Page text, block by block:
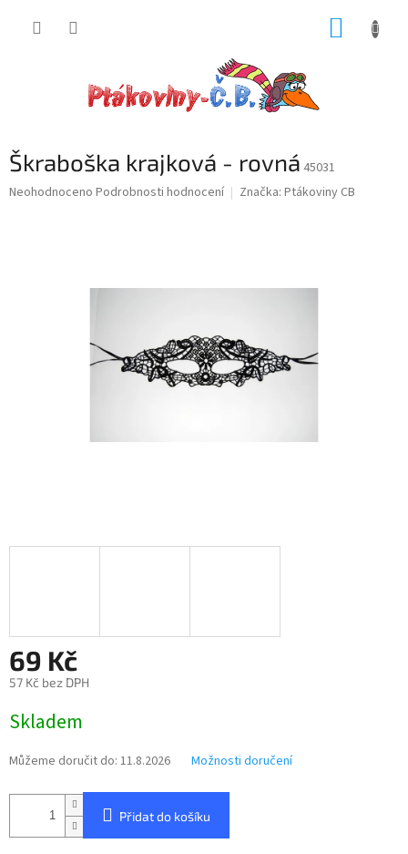
Škraboška krajková - rovná 45031
Průměrné
Neohodnoceno Podrobnosti hodnocení Značka: Ptákoviny CB
69 Kč
57 Kč bez DPH
cena:
Skladem
Můžeme doručit do: 11.8.2026 Možnosti doručení
Přidat do košíku